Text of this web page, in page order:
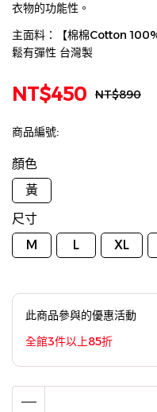
衣物的功能性。
主面料：【棉棉Cotton
鬆有彈性 台灣製
NT$450 NT$890
商品編號:
顏色
黃
尺寸
M
L XL
此商品參與的優惠活動
全館3件以上85折